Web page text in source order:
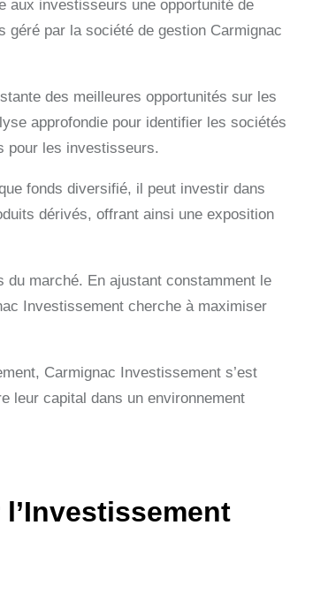
aux investisseurs une opportunité de
par la société de gestion Carmignac
des meilleures opportunités sur les
approfondie pour identifier les sociétés
pour les investisseurs.
fonds diversifié, il peut investir dans
dérivés, offrant ainsi une exposition
du marché. En ajustant constamment le
Investissement cherche à maximiser
Carmignac Investissement s’est
leur capital dans un environnement